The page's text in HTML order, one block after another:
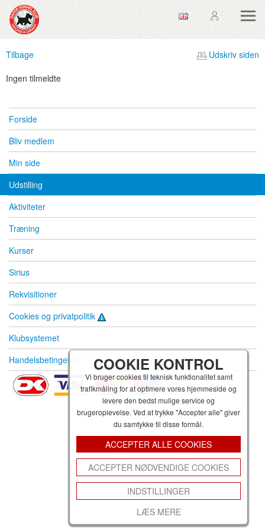
Tilbage
Udskriv siden
Ingen tilmeldte
COOKIE KONTROL
Vi bruger cookies til teknisk funktionalitet samt
trafikmåling for at optimere vores hjemmeside og
levere den bedst mulige service og
brugeroplevelse. Ved at trykke "Accepter alle" giver
du samtykke til disse formål.
ACCEPTER ALLE COOKIES
ACCEPTER NØDVENDIGE COOKIES
INDSTILLINGER
LÆS MERE
Forside
Bliv medlem
Min side
Udstilling
Aktiviteter
Træning
Kurser
Sirius
Rekvisitioner
Cookies og privatpolitik
Klubsystemet
Handelsbetingelser